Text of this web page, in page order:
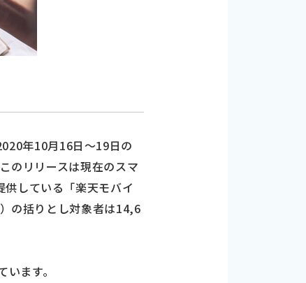
年10月16日～19日の
のリリースは現在のスマ
している「楽天モバイ
の括りとし対象者は14,6
ます。